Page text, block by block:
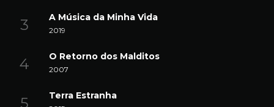
A Música da Minha Vida
2019
O Retorno dos Malditos
2007
Terra Estranha